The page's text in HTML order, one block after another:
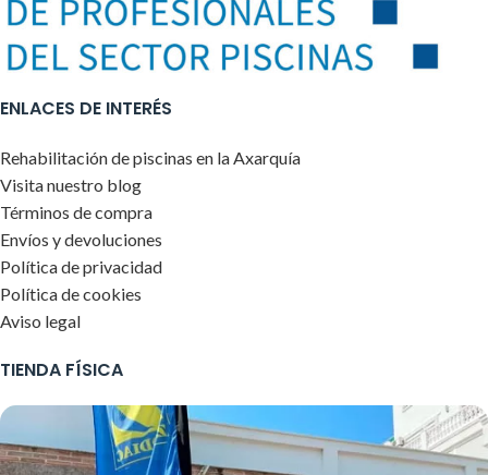
ENLACES DE INTERÉS
Rehabilitación de piscinas en la Axarquía
Visita nuestro blog
Términos de compra
Envíos y devoluciones
Política de privacidad
Política de cookies
Aviso legal
TIENDA FÍSICA